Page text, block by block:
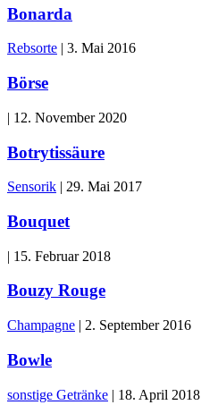
Bonarda
Rebsorte | 3. Mai 2016
Börse
| 12. November 2020
Botrytissäure
Sensorik | 29. Mai 2017
Bouquet
| 15. Februar 2018
Bouzy Rouge
Champagne | 2. September 2016
Bowle
sonstige Getränke | 18. April 2018